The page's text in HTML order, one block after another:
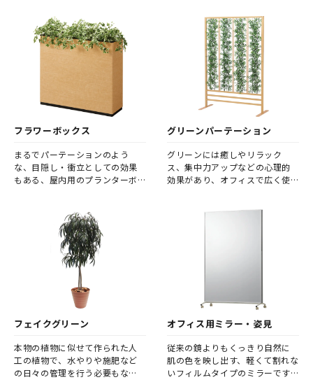
フラワーボックス
まるでパーテーションのよう
な、目隠し・衝立としての効果
もある、屋内用のプランターボ
ワーボックスで、癒しの空間づ
くりに挑戦してみませんか。
グリーンパーテーション
グリーンには癒しやリラック
ス、集中力アップなどの心理的
効果があり、オフィスで広く使
フェイクグリーン
本物の植物に似せて作られた人
工の植物で、水やりや施肥など
の日々の管理を行う必要もな
オフィス用ミラー・姿見
従来の鏡よりもくっきり自然に
肌の色を映し出す、軽くて割れな
いフィルムタイプのミラーです。